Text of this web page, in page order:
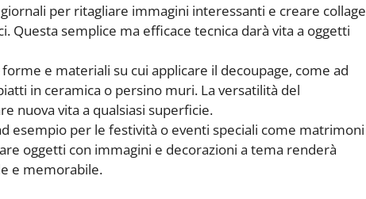
per ritagliare immagini interessanti e creare collage
Questa semplice ma efficace tecnica darà vita a oggetti
e materiali su cui applicare il decoupage, come ad
in ceramica o persino muri. La versatilità del
nuova vita a qualsiasi superficie.
esempio per le festività o eventi speciali come matrimoni
oggetti con immagini e decorazioni a tema renderà
e memorabile.